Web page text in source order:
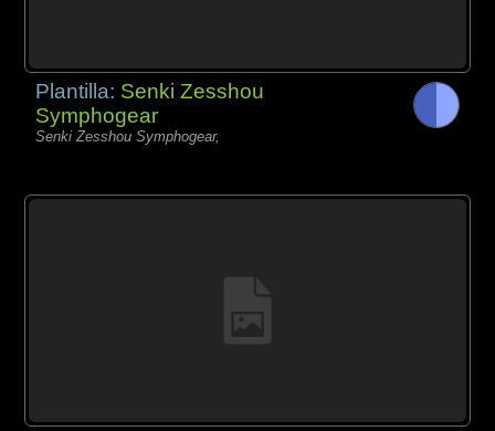
Plantilla: Senki Zesshou
Symphogear
Senki Zesshou Symphogear,